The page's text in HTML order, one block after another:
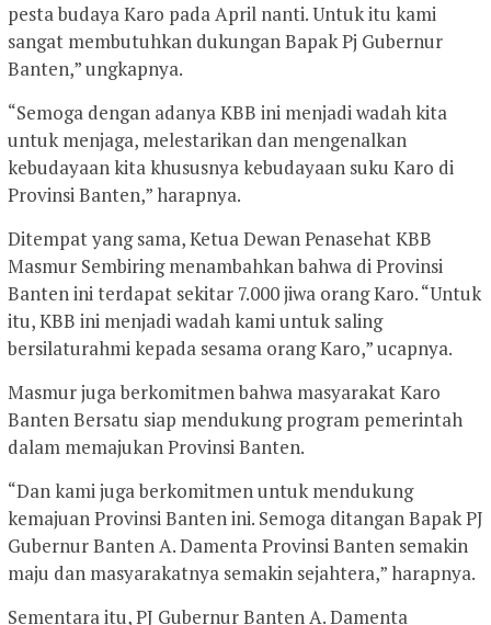
pesta budaya Karo pada April nanti. Untuk itu kami
sangat membutuhkan dukungan Bapak Pj Gubernur
Banten,” ungkapnya.
“Semoga dengan adanya KBB ini menjadi wadah kita
untuk menjaga, melestarikan dan mengenalkan
kebudayaan kita khususnya kebudayaan suku Karo di
Provinsi Banten,” harapnya.
Ditempat yang sama, Ketua Dewan Penasehat KBB
Masmur Sembiring menambahkan bahwa di Provinsi
Banten ini terdapat sekitar 7.000 jiwa orang Karo. “Untuk
itu, KBB ini menjadi wadah kami untuk saling
bersilaturahmi kepada sesama orang Karo,” ucapnya.
Masmur juga berkomitmen bahwa masyarakat Karo
Banten Bersatu siap mendukung program pemerintah
dalam memajukan Provinsi Banten.
“Dan kami juga berkomitmen untuk mendukung
kemajuan Provinsi Banten ini. Semoga ditangan Bapak PJ
Gubernur Banten A. Damenta Provinsi Banten semakin
maju dan masyarakatnya semakin sejahtera,” harapnya.
Sementara itu, PJ Gubernur Banten A. Damenta